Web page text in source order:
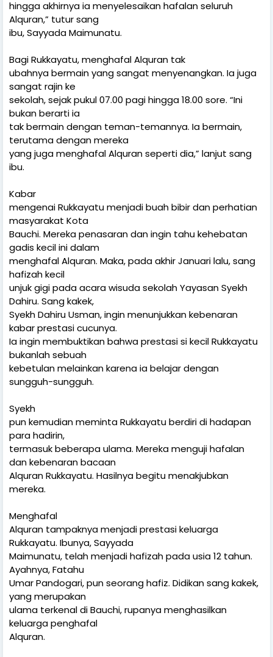
hingga akhirnya ia menyelesaikan hafalan seluruh
Alquran,” tutur sang
ibu, Sayyada Maimunatu.
Bagi Rukkayatu, menghafal Alquran tak
ubahnya bermain yang sangat menyenangkan. Ia juga
sangat rajin ke
sekolah, sejak pukul 07.00 pagi hingga 18.00 sore. “Ini
bukan berarti ia
tak bermain dengan teman-temannya. Ia bermain,
terutama dengan mereka
yang juga menghafal Alquran seperti dia,” lanjut sang
ibu.
Kabar
mengenai Rukkayatu menjadi buah bibir dan perhatian
masyarakat Kota
Bauchi. Mereka penasaran dan ingin tahu kehebatan
gadis kecil ini dalam
menghafal Alquran. Maka, pada akhir Januari lalu, sang
hafizah kecil
unjuk gigi pada acara wisuda sekolah Yayasan Syekh
Dahiru. Sang kakek,
Syekh Dahiru Usman, ingin menunjukkan kebenaran
kabar prestasi cucunya.
Ia ingin membuktikan bahwa prestasi si kecil Rukkayatu
bukanlah sebuah
kebetulan melainkan karena ia belajar dengan
sungguh-sungguh.
Syekh
pun kemudian meminta Rukkayatu berdiri di hadapan
para hadirin,
termasuk beberapa ulama. Mereka menguji hafalan
dan kebenaran bacaan
Alquran Rukkayatu. Hasilnya begitu menakjubkan
mereka.
Menghafal
Alquran tampaknya menjadi prestasi keluarga
Rukkayatu. Ibunya, Sayyada
Maimunatu, telah menjadi hafizah pada usia 12 tahun.
Ayahnya, Fatahu
Umar Pandogari, pun seorang hafiz. Didikan sang kakek,
yang merupakan
ulama terkenal di Bauchi, rupanya menghasilkan
keluarga penghafal
Alquran.